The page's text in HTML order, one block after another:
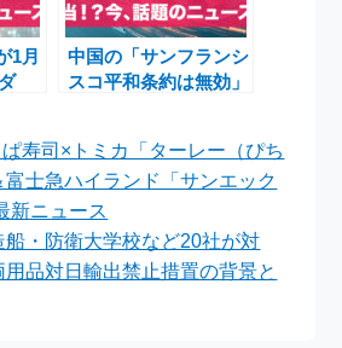
1月
盛り
中国の「サンフランシ
スコ平和条約は無効」
方
寿司×トミカ「ターレー（ぴち
士急ハイランド「サンエック
新ニュース
船・防衛大学校など20社が対
品対日輸出禁止措置の背景と